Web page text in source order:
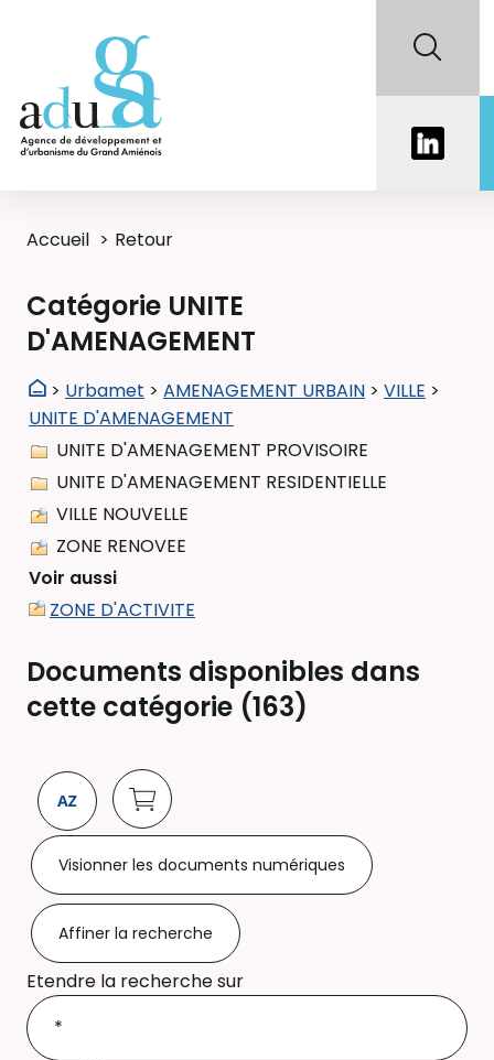
Accueil Retour
Catégorie UNITE
D'AMENAGEMENT
> Urbamet > AMENAGEMENT URBAIN > VILLE >
UNITE D'AMENAGEMENT
UNITE D'AMENAGEMENT PROVISOIRE
UNITE D'AMENAGEMENT RESIDENTIELLE
VILLE NOUVELLE
ZONE RENOVEE
Voir aussi
ZONE D'ACTIVITE
Documents disponibles dans
cette catégorie (163)
Visionner les documents numériques
Affiner la recherche
Etendre la recherche sur